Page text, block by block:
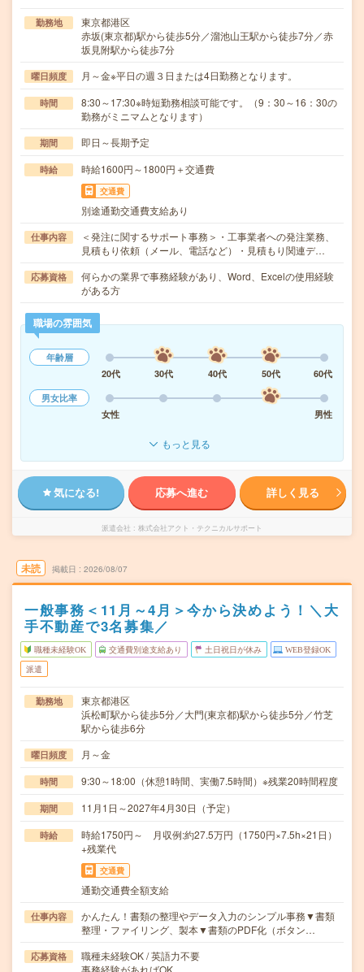
勤務地
東京都港区
赤坂(東京都)駅から徒歩5分／溜池山王駅から徒歩7分／赤
坂見附駅から徒歩7分
曜日頻度 月～金※平日の週３日または4日勤務となります。
時間
8:30～17:30※時短勤務相談可能です。（9：30～16：30の
勤務がミニマムとなります）
期間 即日～長期予定
時給 時給1600円～1800円＋交通費
交通費
別途通勤交通費支給あり
仕事内容
＜発注に関するサポート事務＞・工事業者への発注業務、
見積もり依頼（メール、電話など）・見積もり関連デ…
応募資格
何らかの業界で事務経験があり、Word、Excelの使用経験
がある方
職場の雰囲気
年齢層
20代
30代 40代 50代
60代
男女比率
女性
男性
もっと見る
気になる! 応募へ進む 詳しく見る
派遣会社 株式会社アクト・テクニカルサポート
未読 掲載日 2026/08/07
一般事務＜11月～4月＞今から決めよう！＼大
手不動産で3名募集／
職種未経験OK 交通費別途支給あり 土日祝日が休み WEB登録OK
派遣
勤務地
東京都港区
浜松町駅から徒歩5分／大門(東京都)駅から徒歩5分／竹芝
駅から徒歩6分
曜日頻度 月～金
時間 9:30～18:00（休憩1時間、実働7.5時間）※残業20時間程度
期間 11月1日～2027年4月30日（予定）
時給
時給1750円～ 月収例:約27.5万円（1750円×7.5h×21日）
+残業代
交通費
通勤交通費全額支給
仕事内容
かんたん！書類の整理やデータ入力のシンプル事務▼書類
整理・ファイリング、製本▼書類のPDF化（ボタン…
応募資格
職種未経験OK / 英語力不要
事務経験があればOK